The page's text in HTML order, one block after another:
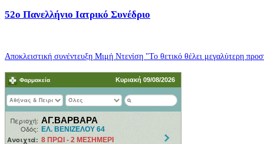
52o Πανελλήνιο Ιατρικό Συνέδριο
Αποκλειστική συνέντευξη Μιμή Ντενίση "Το θετικό θέλει μεγαλύτερη